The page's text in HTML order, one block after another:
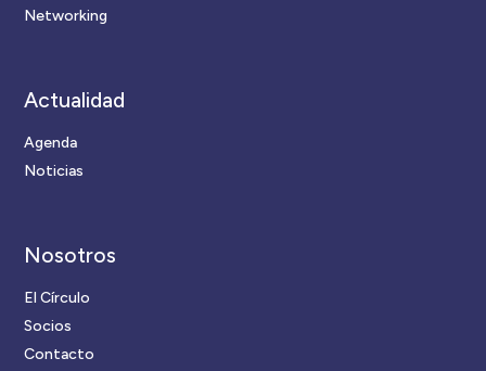
Networking
Actualidad
Agenda
Noticias
Nosotros
El Círculo
Socios
Contacto